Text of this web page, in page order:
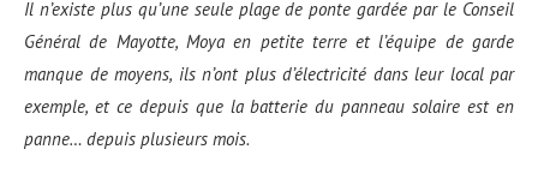
Il n’existe plus qu’une seule plage de ponte gardée par le Conseil
Général de Mayotte, Moya en petite terre et l’équipe de garde
manque de moyens, ils n’ont plus d’électricité dans leur local par
exemple, et ce depuis que la batterie du panneau solaire est en
panne… depuis plusieurs mois.